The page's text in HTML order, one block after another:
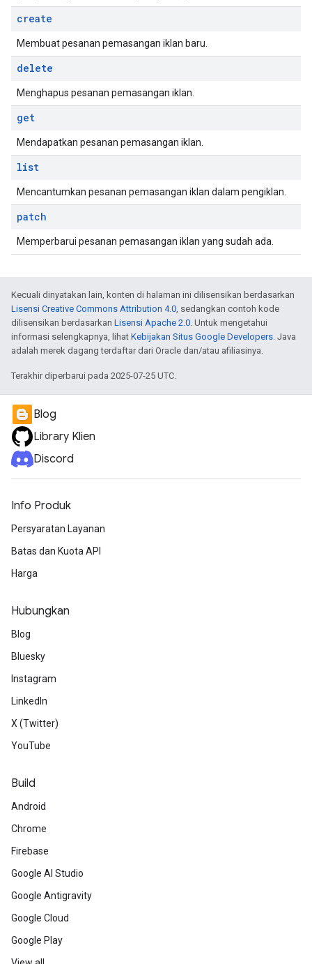
create
Membuat pesanan pemasangan iklan baru.
delete
Menghapus pesanan pemasangan iklan.
get
Mendapatkan pesanan pemasangan iklan.
list
Mencantumkan pesanan pemasangan iklan dalam pengiklan.
patch
Memperbarui pesanan pemasangan iklan yang sudah ada.
Kecuali dinyatakan lain, konten di halaman ini dilisensikan berdasarkan
Lisensi Creative Commons Attribution 4.0, sedangkan contoh kode
dilisensikan berdasarkan Lisensi Apache 2.0. Untuk mengetahui
informasi selengkapnya, lihat Kebijakan Situs Google Developers. Java
adalah merek dagang terdaftar dari Oracle dan/atau afiliasinya.
Terakhir diperbarui pada 2025-07-25 UTC.
Blog
Library Klien
Discord
Info Produk
Persyaratan Layanan
Batas dan Kuota API
Harga
Hubungkan
Blog
Bluesky
Instagram
LinkedIn
X (Twitter)
YouTube
Build
Android
Chrome
Firebase
Google AI Studio
Google Antigravity
Google Cloud
Google Play